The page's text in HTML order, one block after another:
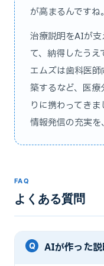
が高まるんですね。
治療説明をAIが支
て、納得したうえ
エムズは歯科医
築するなど、医療
りに携わってき
情報発信の充実を
FAQ
よくある質問
AIが作った説